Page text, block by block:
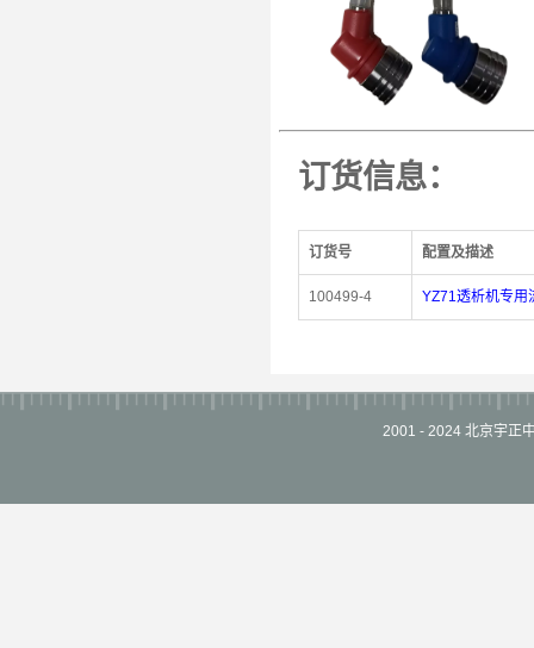
订货信息：
订货号 配置及描述
100499-4 YZ71透析机专
2001 - 2024 北京宇正